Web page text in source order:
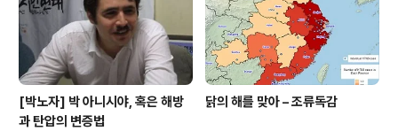
정신을 고도로 조직된 물질에 기반해 인간와 사회의 유기
적 상호작용 속에서 발전하는 것으로 여겨..
[박노자] 박 아니시야, 혹은 해방
과 탄압의 변증법
닭의 해를 맞아 – 조류독감